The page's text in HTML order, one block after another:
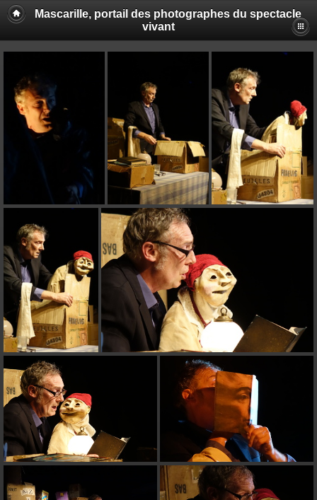
Mascarille, portail des photographes du spectacle
vivant